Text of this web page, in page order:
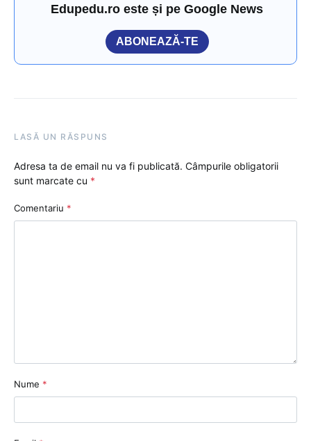
Edupedu.ro este și pe Google News
ABONEAZĂ-TE
LASĂ UN RĂSPUNS
Adresa ta de email nu va fi publicată. Câmpurile obligatorii
sunt marcate cu *
Comentariu *
Nume *